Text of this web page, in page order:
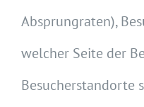
Absprungraten),
welcher Seite der
Besucherstandorte